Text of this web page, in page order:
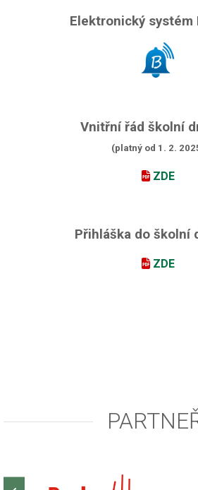
Elektronický systém
Vnitřní řád školní
(platný od 1. 2.
ZDE
Přihláška do školní
ZDE